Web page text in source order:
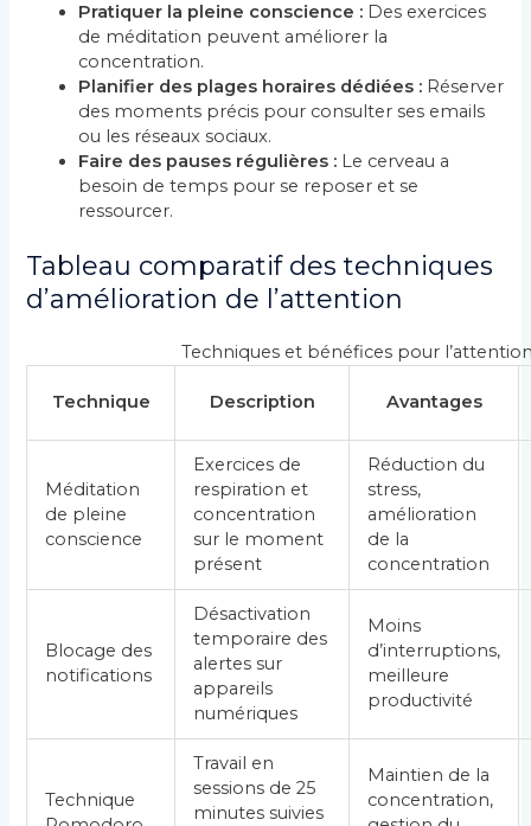
Pratiquer la pleine conscience : Des exercices
de méditation peuvent améliorer la
concentration.
Planifier des plages horaires dédiées : Réserver
des moments précis pour consulter ses emails
ou les réseaux sociaux.
Faire des pauses régulières : Le cerveau a
besoin de temps pour se reposer et se
ressourcer.
Tableau comparatif des techniques
d’amélioration de l’attention
Techniques et bénéfices pour
Technique Description Avantages
Méditation
de pleine
conscience
Exercices de
respiration et
concentration
sur le moment
présent
Réduction du
stress,
amélioration
de la
concentration
Blocage des
notifications
Désactivation
temporaire des
alertes sur
appareils
numériques
Moins
d’interruptions,
meilleure
productivité
Technique
Travail en
sessions de 25
minutes suivies
Maintien de la
concentration,